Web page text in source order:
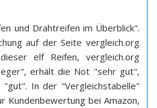
und Drahtreifen im Überblick".
auf der Seite vergleich.org
elf Reifen, vergleich.org
erhält die Not "sehr gut",
In der "Vergleichstabelle"
Kundenbewertung bei Amazon,